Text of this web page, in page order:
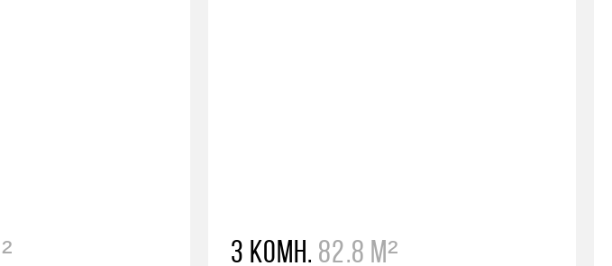
3 КОМН. 82.8 М²